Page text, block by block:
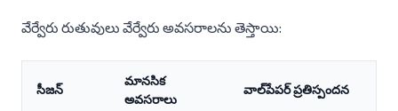
వేర్వేరు రుతువులు వేర్వేరు అవసరాలను తెస్తాయి:
సీజన్
మానసిక
అవసరాలు
వాల్‌పేపర్ ప్రతిస్పందన